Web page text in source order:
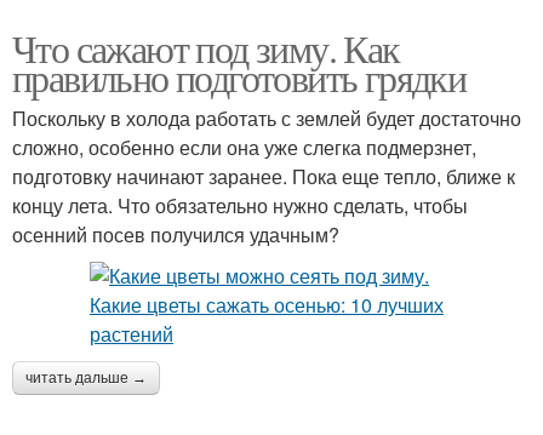
Что сажают под зиму. Как
правильно подготовить грядки
Поскольку в холода работать с землей будет достаточно
сложно, особенно если она уже слегка подмерзнет,
подготовку начинают заранее. Пока еще тепло, ближе к
концу лета. Что обязательно нужно сделать, чтобы
осенний посев получился удачным?
читать дальше →